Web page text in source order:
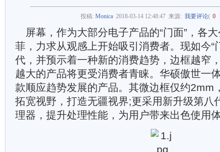
投稿: Monica 2018-03-14 12:48:47来源: 我要评论( 0
屏幕，作为大部分电子产品的“门面”，各
菲，力求从观感上开始吸引消费者。现如今“
代，并预示着一种新的消费趋势，边框越窄
越大的产品将更受消费者青睐。华硕傲世一
款顺应趋势发展的产品。其微边框仅约2mm
拓宽视野，打造无疆视界;更采用新升级第
理器，提升处理性能，为用户带来出色使用